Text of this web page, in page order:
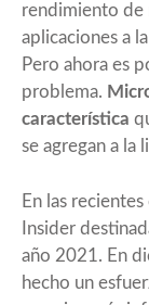
rendimiento de
aplicaciones a
Pero ahora es
problema.
característica
se agregan a la
En las
Insider
año 2021. En
hecho un